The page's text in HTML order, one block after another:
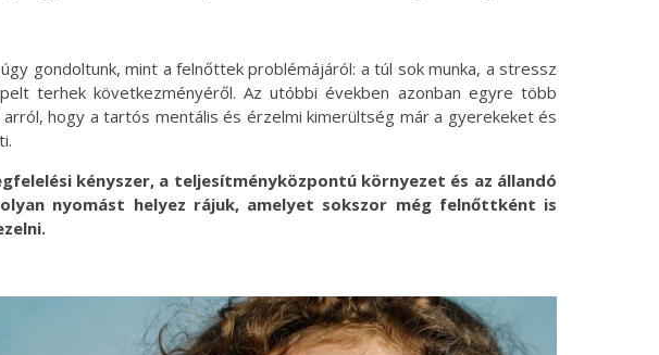
gondoltunk, mint a felnőttek problémájáról: a túl sok munka, a stressz
terhek következményéről. Az utóbbi években azonban egyre több
hogy a tartós mentális és érzelmi kimerültség már a gyerekeket és
kényszer, a teljesítményközpontú környezet és az állandó
olyan nyomást helyez rájuk, amelyet sokszor még felnőttként is